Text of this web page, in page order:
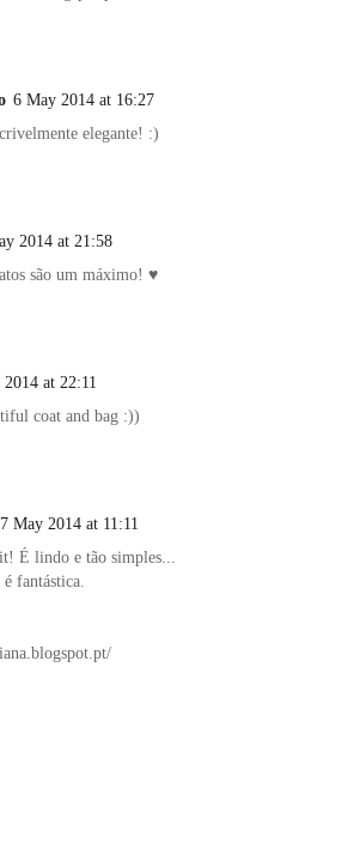
6 May 2014 at 16:27
elegante! :)
2014 at 21:58
são um máximo! ♥
at 22:11
coat and bag :))
7 May 2014 at 11:11
É lindo e tão simples...
fantástica.